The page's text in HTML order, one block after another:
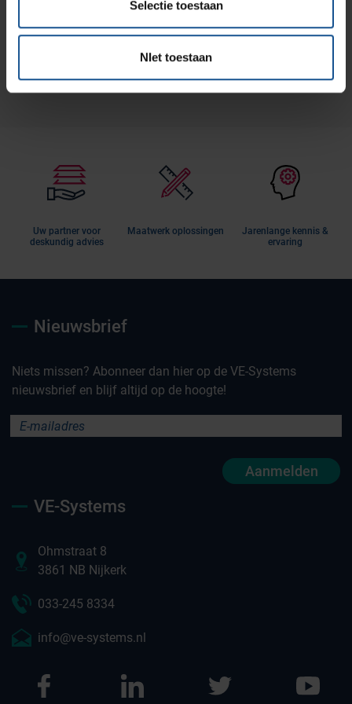
Selectie toestaan
NIet toestaan
Productblad aanvragen
Uw partner voor
deskundig advies
Maatwerk oplossingen
Jarenlange kennis &
ervaring
Nieuwsbrief
Niets missen? Abonneer dan hier op de VE-Systems
nieuwsbrief en blijf altijd op de hoogte!
Aanmelden
VE-Systems
Ohmstraat 8
3861 NB Nijkerk
033-245 8334
info@ve-systems.nl